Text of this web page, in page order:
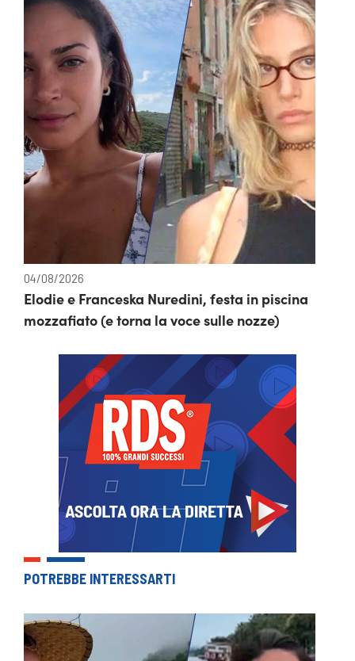
04/08/2026
Elodie e Franceska Nuredini, festa in piscina
mozzafiato (e torna la voce sulle nozze)
POTREBBE INTERESSARTI